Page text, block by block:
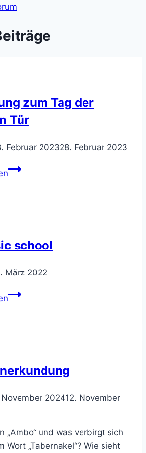
zum Tag der
Tür
Februar 202328. Februar 2023
Einladung
school
März 2022
Jurassic
November 202412. November
„Ambo“ und was verbirgt sich
Wort „Tabernakel“? Wie sieht